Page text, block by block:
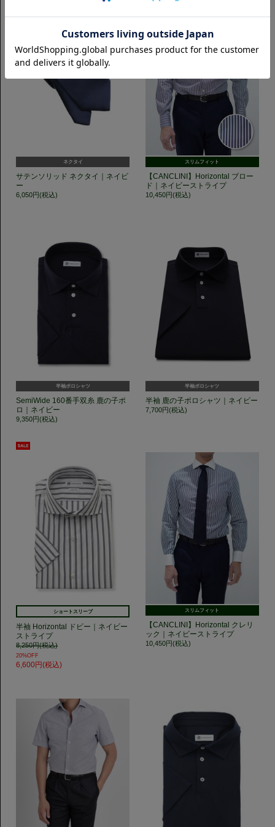
ネクタイ
サテンソリッド ネクタイ｜ネイビ
ー
6,050円(税込)
スリムフィット
【CANCLINI】Horizontal ブロー
ド｜ネイビーストライプ
10,450円(税込)
半袖ポロシャツ
SemiWide 160番手双糸 鹿の子ポ
ロ｜ネイビー
9,350円(税込)
半袖ポロシャツ
半袖 鹿の子ポロシャツ｜ネイビー
7,700円(税込)
ショートスリーブ
半袖 Horizontal ドビー｜ネイビー
ストライプ
8,250円(税込)
20%OFF
6,600円(税込)
スリムフィット
【CANCLINI】Horizontal クレリ
ック｜ネイビーストライプ
10,450円(税込)